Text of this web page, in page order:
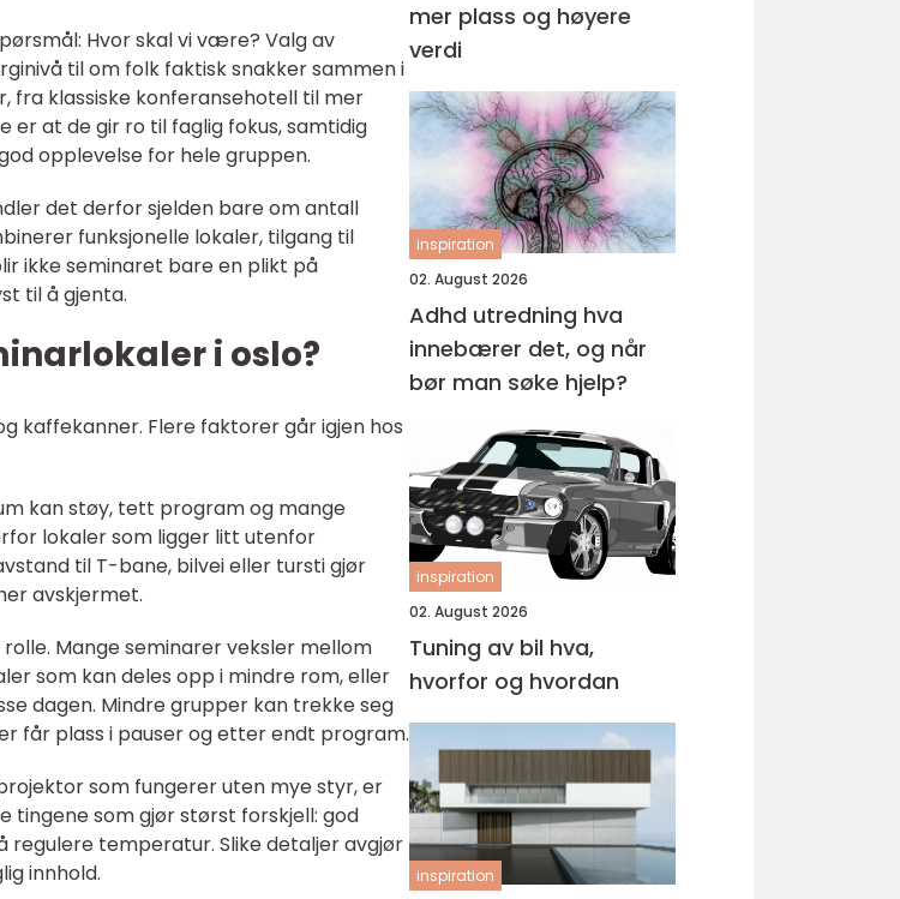
Hvor skal vi være? Valg av
til om folk faktisk snakker sammen i
fra klassiske konferansehotell til mer
er at de gir ro til faglig fokus, samtidig
opplevelse for hele gruppen.
det derfor sjelden bare om antall
funksjonelle lokaler, tilgang til
ikke seminaret bare en plikt på
til å gjenta.
i oslo?
kaffekanner. Flere faktorer går igjen hos
kan støy, tett program og mange
lokaler som ligger litt utenfor
til T-bane, bilvei eller tursti gjør
avskjermet.
Mange seminarer veksler mellom
som kan deles opp i mindre rom, eller
dagen. Mindre grupper kan trekke seg
får plass i pauser og etter endt program.
som fungerer uten mye styr, er
tingene som gjør størst forskjell: god
regulere temperatur. Slike detaljer avgjør
innhold.
mer plass og høyere
verdi
inspiration
02. August 2026
Adhd utredning hva
innebærer det, og når
bør man søke hjelp?
inspiration
02. August 2026
Tuning av bil hva,
hvorfor og hvordan
inspiration